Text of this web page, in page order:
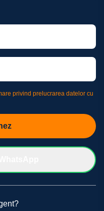
privind prelucrarea datelor cu